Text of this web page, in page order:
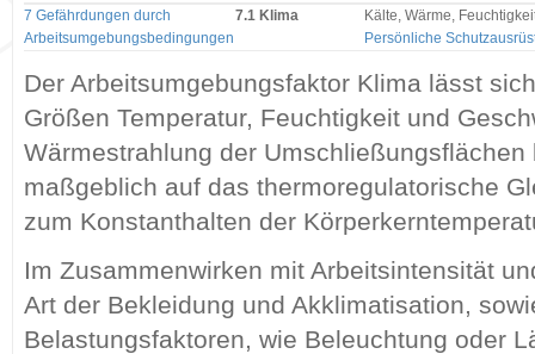
7 Gefährdungen durch
Arbeitsumgebungsbedingungen
7.1 Klima
Kälte, Wärme,
Persönliche
Der Arbeitsumgebungsfaktor Klima lässt
Größen Temperatur, Feuchtigkeit und
Wärmestrahlung der
maßgeblich auf das thermoregulatorische
zum Konstanthalten der
Im Zusammenwirken mit Arbeitsintensität
Art der Bekleidung und Akklimatisation,
Belastungsfaktoren, wie Beleuchtung oder